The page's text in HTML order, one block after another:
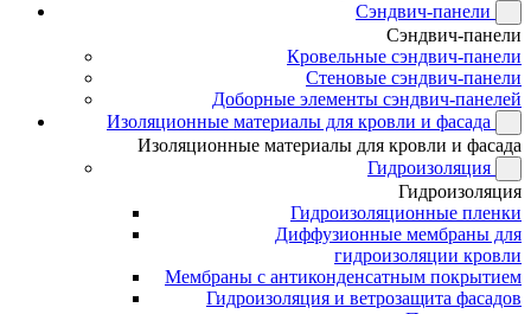
Сэндвич-панели
Сэндвич-панели
Кровельные сэндвич-панели
Стеновые сэндвич-панели
Доборные элементы сэндвич-панелей
Изоляционные материалы для кровли и фасада
Изоляционные материалы для кровли и фасада
Гидроизоляция
Гидроизоляция
Гидроизоляционные пленки
Диффузионные мембраны для
гидроизоляции кровли
Мембраны с антиконденсатным покрытием
Гидроизоляция и ветрозащита фасадов